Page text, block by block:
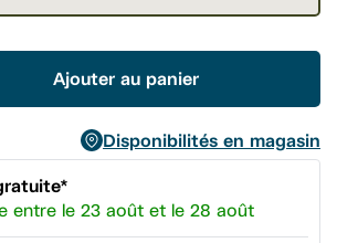
Ajouter au panier
Disponibilités en magasin
entre le 23 août et le 28 août